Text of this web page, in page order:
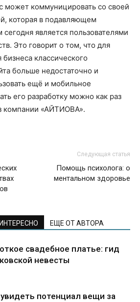
может коммуницировать со своей
которая в подавляющем
является пользователями
Это говорит о том, что для
классического
больше недостаточно и
ещё и мобильное
его разработку можно как раз
компании «АЙТИОВА».
Следующая статья
Помощь психолога: о
ментальном здоровье
ЕЩЕ ОТ АВТОРА
свадебное платье: гид
невесты
потенциал вещи за